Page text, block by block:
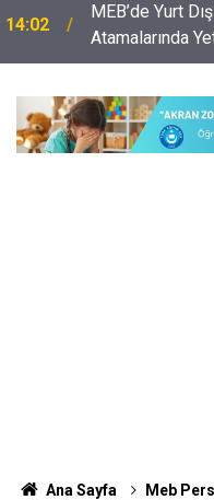
14:02
MEB’de Yurt
Atamalarında
Ana Sayfa Meb